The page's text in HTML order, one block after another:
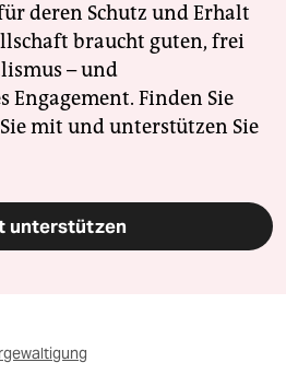
deren Schutz und Erhalt
braucht guten, frei
– und
Engagement. Finden Sie
mit und unterstützen Sie
unterstützen